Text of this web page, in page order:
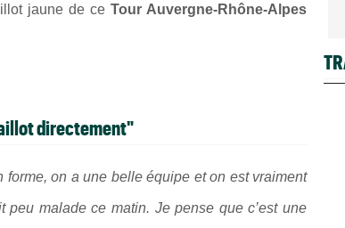
jaune de ce Tour Auvergne-Rhône-Alpes
directement"
forme, on a une belle équipe et on est vraiment
malade ce matin. Je pense que c’est une